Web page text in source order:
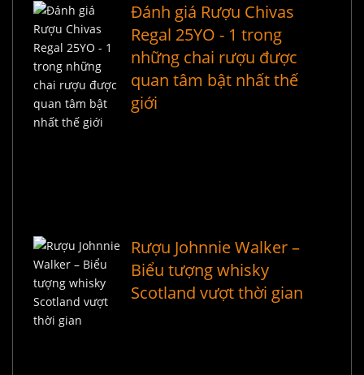
Đánh giá Rượu Chivas
Regal 25YO - 1 trong
những chai rượu được
quan tâm bật nhất thế
giới
Rượu Johnnie Walker –
Biểu tượng whisky
Scotland vượt thời gian